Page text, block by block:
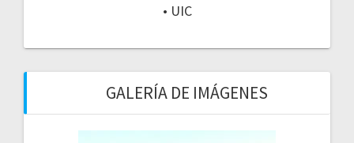
• UIC
GALERÍA DE IMÁGENES